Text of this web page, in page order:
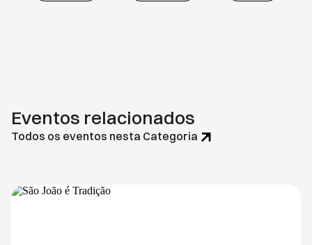
Eventos relacionados
Todos os eventos nesta Categoria